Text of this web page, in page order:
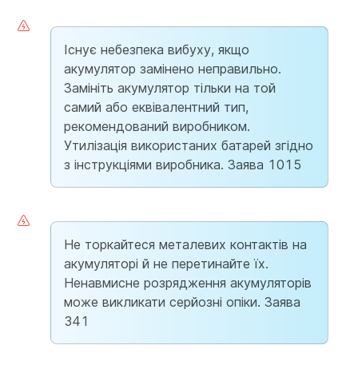
Існує небезпека вибуху, якщо
акумулятор замінено неправильно.
Замініть акумулятор тільки на той
самий або еквівалентний тип,
рекомендований виробником.
Утилізація використаних батарей згідно
з інструкціями виробника. Заява 1015
Не торкайтеся металевих контактів на
акумуляторі й не перетинайте їх.
Ненавмисне розрядження акумуляторів
може викликати серйозні опіки. Заява
341